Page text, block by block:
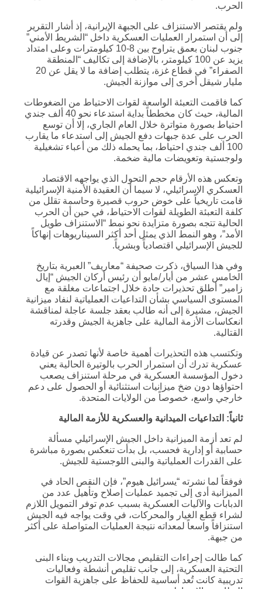
الحرب.
ولم يقتصر الاستنزاف على الجبهة الإيرانية، إذ أشار التقرير
إلى أن استمرار العمليات العسكرية داخل “الشريط الأمني”
جنوب لبنان بعمق يتراوح بين 8-10 كيلومترات وعلى امتداد
يزيد عن 100 كيلومتر، بالإضافة إلى تكاليف “المنطقة
الصفراء” في قطاع غزة، يتطلب إضافة ما لا يقل عن 20
مليار شيقل أخرى إلى موازنة الجيش.
كما فاقمت التعبئة الواسعة لقوات الاحتياط من الضغوطات
المالية، حيث كان مخططاً بداية استدعاء نحو 40 ألف جندي
احتياط بصورة متواترة خلال العام الجاري، إلا أن توسع
الحرب على عدة جبهات دفع الجيش إلى استدعاء ما يقارب
100 ألف جندي احتياط، بما يحمله ذلك من أعباء تشغيلية
ولوجستية وتعويضات مالية ضخمة.
وتعكس هذه الأرقام حجم التحول الذي يواجهه الاقتصاد
العسكري الإسرائيلي، لا سيما أن العقيدة الأمنية الإسرائيلية
قامت تاريخياً على خوض حروب قصيرة وحاسمة تقلل من
كلفة التعبئة الطويلة لقوات الاحتياط، في حين أن الحرب
الحالية تتجه بصورة متزايدة نحو نمط “الاستنزاف طويل
الأمد”، وهو النمط الذي يمثل أحد أكثر السيناريوهات إنهاكاً
للجيش الإسرائيلي اقتصادياً وبشرياً.
وفي هذا السياق، ذكرت صحيفة “معاريف” العبرية بتاريخ
الخامس عشر من أيار/مايو أن رئيس أركان الجيش “إيال
زامير” أطلق تحذيرات حادة خلال اجتماعات مغلقة مع
المستوى السياسي بشأن التداعيات العملياتية لنفاد ميزانية
الجيش، مشيرة إلى أنه طالب بعقد جلسة عاجلة لمناقشة
انعكاسات الأزمة المالية على جاهزية الجيش وقدرته
القتالية.
وتكتسب هذه التحذيرات أهمية خاصة لأنها تصدر عن قيادة
عسكرية تدرك أن استمرار الحرب بالوتيرة الحالية يعني
دخول المؤسسة العسكرية في مرحلة استنزاف يصعب
احتواؤها دون ضخ ميزانيات استثنائية أو الحصول على دعم
خارجي واسع، خصوصاً من الولايات المتحدة.
ثانياً: التداعيات الميدانية والعسكرية للأزمة المالية
لم تعد أزمة الميزانية داخل الجيش الإسرائيلي مسألة
حسابية أو إدارية فحسب، بل بدأت تنعكس بصورة مباشرة
على القدرات العملياتية والبنى اللوجستية للجيش.
فوفقاً لما نشرته “يسرائيل هيوم”، فإن النقص الحاد في
الميزانية أدى إلى تجميد عمليات إصلاح وتأهيل عدد من
الدبابات والآليات العسكرية بسبب عدم توفر التمويل اللازم
لشراء قطع الغيار والمحركات، في وقت يواجه فيه الجيش
استنزافاً واسعاً لمعداته نتيجة العمليات المتواصلة على أكثر
من جبهة.
كما طالت إجراءات التقليص مجالات التدريب وبناء البنى
التحتية العسكرية، إلى جانب تقليص أنشطة وفعاليات
تدريبية كانت تُعد أساسية للحفاظ على جاهزية القوات